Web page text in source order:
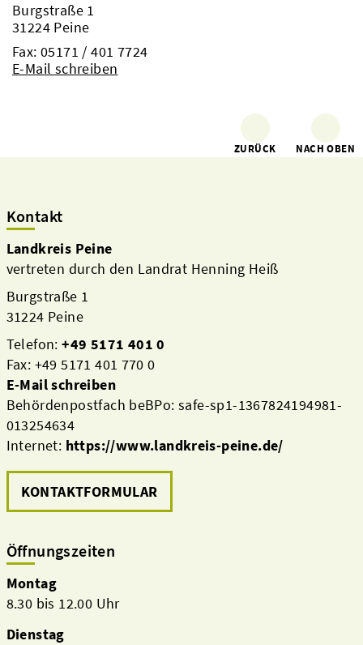
Burgstraße 1
31224 Peine
Fax: 05171 / 401 7724
E-Mail schreiben
ZURÜCK NACH OBEN
Kontakt
Landkreis Peine
vertreten durch den Landrat Henning Heiß
Burgstraße 1
31224 Peine
Telefon:+49 5171 401 0
Fax: +49 5171 401 770 0
E-Mail schreiben
Behördenpostfach beBPo: safe-sp1-1367824194981-
013254634
Internet: https://www.landkreis-peine.de/
KONTAKTFORMULAR
Öffnungszeiten
Montag
8.30 bis 12.00 Uhr
Dienstag